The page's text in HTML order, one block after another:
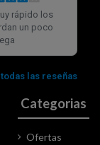
Categorias
Ofertas